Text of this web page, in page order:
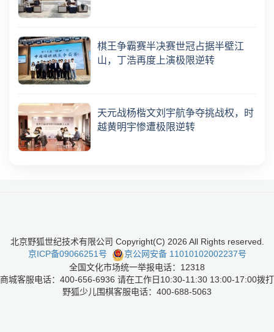
棋王争霸赛半决赛世冠占据半壁江
山，丁浩再度上演极限逆转
天元战杨楷文刘宇航争夺挑战权，时
越黄明宇惨遭极限逆转
北京野狐世纪技术有限公司 Copyright(C) 2026 All Rights reserved.
京ICP备09066251号
京公网安备 11010102002237号
全国文化市场统一举报电话：12318
商城客服电话：400-656-6936 请在工作日10:30-11:30 13:00-17:00拨打
野狐少儿围棋客服电话：400-688-5063